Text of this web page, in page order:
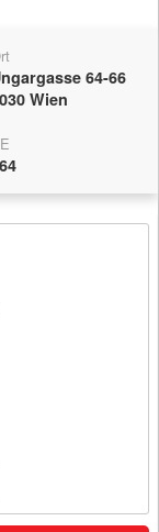
Angebote
64-66
Wien
Mentaltrainer/